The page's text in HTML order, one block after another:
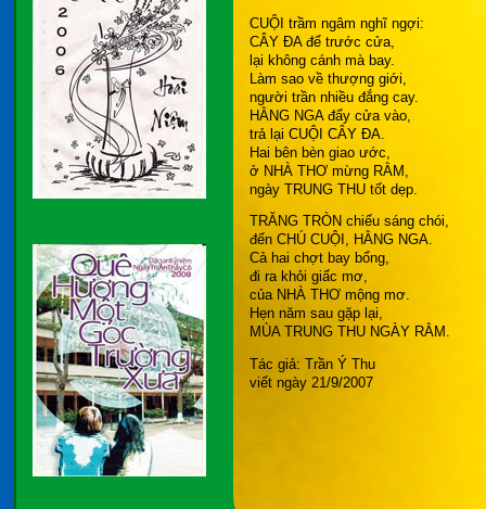
CUỘI trầm ngâm nghĩ ngợi:
CÂY ĐA để trước cửa,
lại không cánh mà bay.
Làm sao về thượng giới,
người trần nhiều đắng cay.
HẰNG NGA đẩy cửa vào,
trả lại CUỘI CÂY ĐA.
Hai bên bèn giao ước,
ở NHÀ THƠ mừng RẰM,
ngày TRUNG THU tốt dẹp.
TRĂNG TRÒN chiếu sáng chói,
đến CHÚ CUỘI, HẰNG NGA.
Cả hai chợt bay bổng,
đi ra khỏi giấc mơ,
của NHÀ THƠ mộng mơ.
Hẹn năm sau gặp lại,
MÙA TRUNG THU NGÀY RẰM.
Tác giả: Trần Ý Thu
viết ngày 21/9/2007